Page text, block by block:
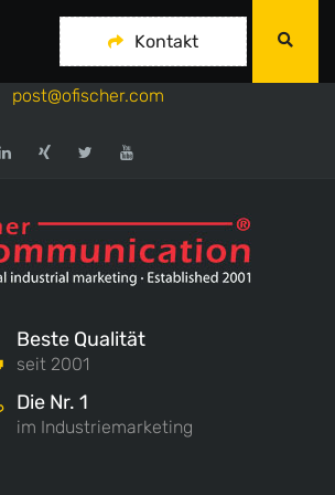
ofischer communication
+49-175-718 444 1
post@ofischer.com
Beste Qualität
seit 2001
Die Nr. 1
im Industriemarketing
Kontakt